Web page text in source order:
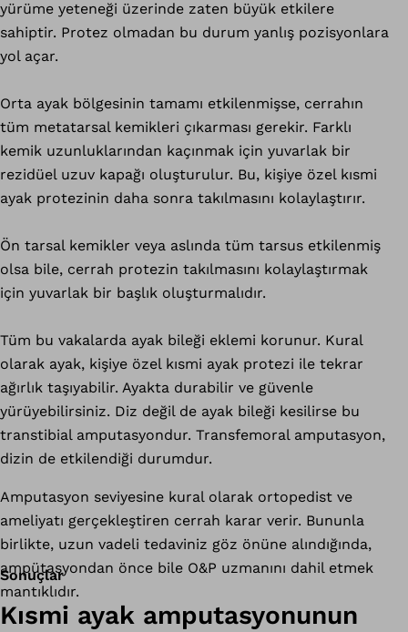
yürüme yeteneği üzerinde zaten büyük etkilere
sahiptir. Protez olmadan bu durum yanlış pozisyonlara
yol açar.
Orta ayak bölgesinin tamamı etkilenmişse, cerrahın
tüm metatarsal kemikleri çıkarması gerekir. Farklı
kemik uzunluklarından kaçınmak için yuvarlak bir
rezidüel uzuv kapağı oluşturulur. Bu, kişiye özel kısmi
ayak protezinin daha sonra takılmasını kolaylaştırır.
Ön tarsal kemikler veya aslında tüm tarsus etkilenmiş
olsa bile, cerrah protezin takılmasını kolaylaştırmak
için yuvarlak bir başlık oluşturmalıdır.
Tüm bu vakalarda ayak bileği eklemi korunur. Kural
olarak ayak, kişiye özel kısmi ayak protezi ile tekrar
ağırlık taşıyabilir. Ayakta durabilir ve güvenle
yürüyebilirsiniz. Diz değil de ayak bileği kesilirse bu
transtibial amputasyondur. Transfemoral amputasyon,
dizin de etkilendiği durumdur.
Amputasyon seviyesine kural olarak ortopedist ve
ameliyatı gerçekleştiren cerrah karar verir. Bununla
birlikte, uzun vadeli tedaviniz göz önüne alındığında,
ampütasyondan önce bile O&P uzmanını dahil etmek
mantıklıdır.
Sonuçlar
Kısmi ayak amputasyonunun